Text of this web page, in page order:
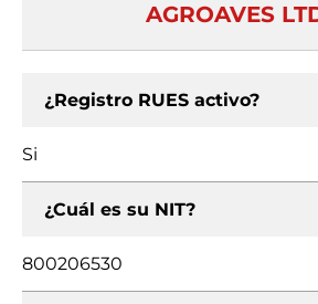
AGROAVES
¿Registro RUES activo?
Si
¿Cuál es su NIT?
800206530